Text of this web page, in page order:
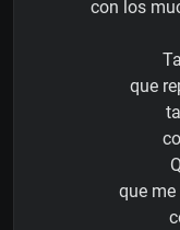
con los
que
que